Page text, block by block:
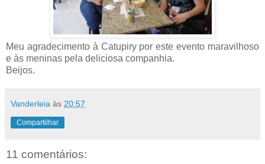
Meu agradecimento à Catupiry por este evento maravilhoso
e às meninas pela deliciosa companhia.
Beijos.
Vanderleia às 20:57
Compartilhar
11 comentários: